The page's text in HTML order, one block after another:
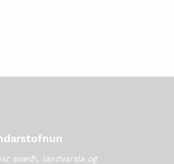
svæði, landvarsla og